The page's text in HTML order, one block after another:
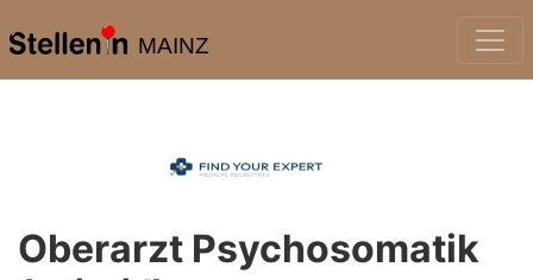
MAINZ
Oberarzt Psychosomatik